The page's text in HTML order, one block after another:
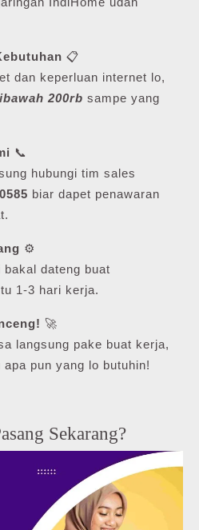
📋
dan keperluan internet lo,
200rb sampe yang
📞
hubungi tim sales
biar dapet penawaran
⚙️
dateng buat
1-3 hari kerja.
🚀
langsung pake buat kerja,
pun yang lo butuhin!
Sekarang?